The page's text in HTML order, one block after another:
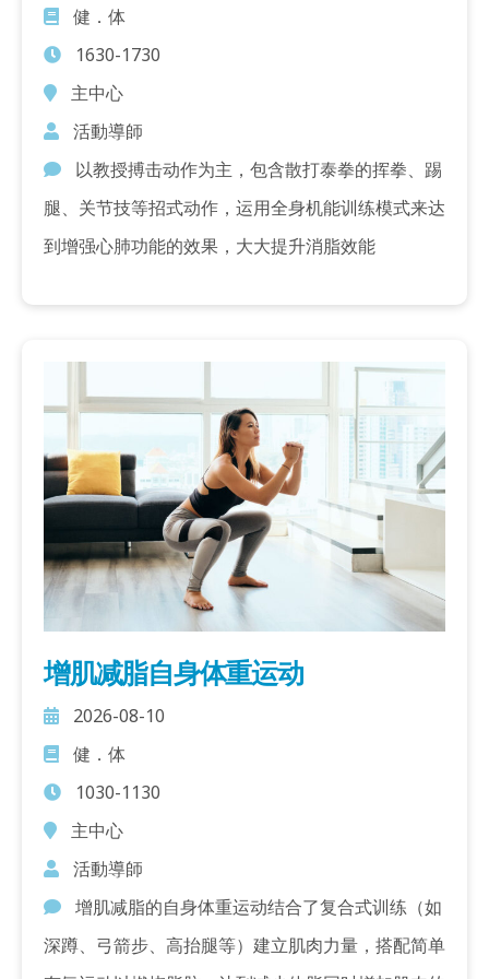
健．体
1630-1730
主中心
活動導師
以教授搏击动作为主，包含散打泰拳的挥拳、踢
腿、关节技等招式动作，运用全身机能训练模式来达
到增强心肺功能的效果，大大提升消脂效能
增肌减脂自身体重运动
2026-08-10
健．体
1030-1130
主中心
活動導師
增肌减脂的自身体重运动结合了复合式训练（如
深蹲、弓箭步、高抬腿等）建立肌肉力量，搭配简单